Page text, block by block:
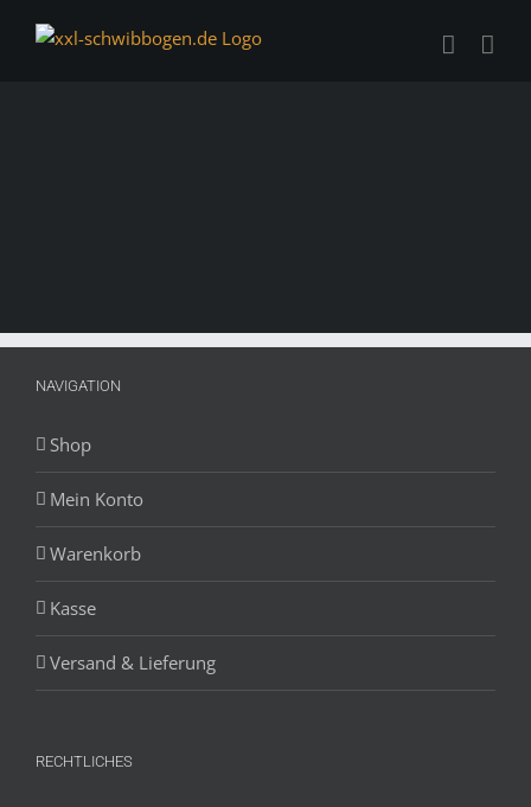
Inhalt
NAVIGATION
Shop
Mein Konto
Warenkorb
Kasse
Versand & Lieferung
RECHTLICHES